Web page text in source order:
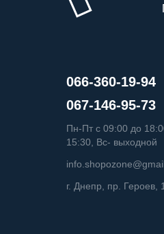
066-360-19-94
067-146-95-73
Пн-Пт с 09:00 до
15:30, Вс- выходной
г. Днепр, пр. Героев,